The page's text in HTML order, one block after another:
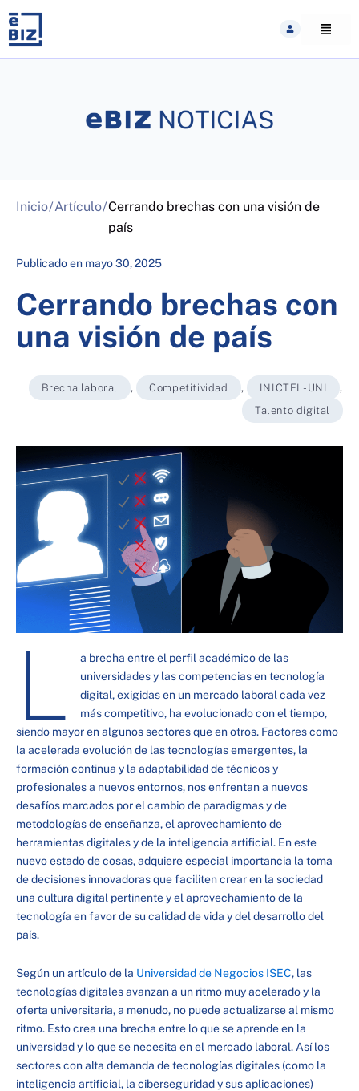
content
Inicio/Artículo/Cerrando brechas con una visión de
país
Publicado en mayo 30, 2025
Cerrando brechas con
una visión de país
Brecha laboral , Competitividad , INICTEL-UNI
,
Talento digital
L
a brecha entre el perfil académico de las
universidades y las competencias en tecnología
digital, exigidas en un mercado laboral cada vez
más competitivo, ha evolucionado con el tiempo,
siendo mayor en algunos sectores que en otros. Factores como
la acelerada evolución de las tecnologías emergentes, la
formación continua y la adaptabilidad de técnicos y
profesionales a nuevos entornos, nos enfrentan a nuevos
desafíos marcados por el cambio de paradigmas y de
metodologías de enseñanza, el aprovechamiento de
herramientas digitales y de la inteligencia artificial. En este
nuevo estado de cosas, adquiere especial importancia la toma
de decisiones innovadoras que faciliten crear en la sociedad
una cultura digital pertinente y el aprovechamiento de la
tecnología en favor de su calidad de vida y del desarrollo del
país.
Según un artículo de la Universidad de Negocios ISEC, las
tecnologías digitales avanzan a un ritmo muy acelerado y la
oferta universitaria, a menudo, no puede actualizarse al mismo
ritmo. Esto crea una brecha entre lo que se aprende en la
universidad y lo que se necesita en el mercado laboral. Así los
sectores con alta demanda de tecnologías digitales (como la
inteligencia artificial, la ciberseguridad y sus aplicaciones)